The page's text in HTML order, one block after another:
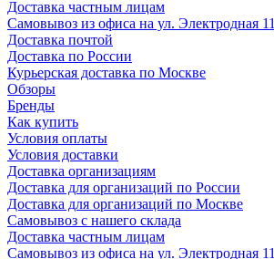
Доставка частным лицам
Самовывоз из офиса на ул. Электродная 11
Доставка почтой
Доставка по России
Курьерская доставка по Москве
Обзоры
Бренды
Как купить
Условия оплаты
Условия доставки
Доставка организациям
Доставка для организаций по России
Доставка для организаций по Москве
Самовывоз с нашего склада
Доставка частным лицам
Самовывоз из офиса на ул. Электродная 11